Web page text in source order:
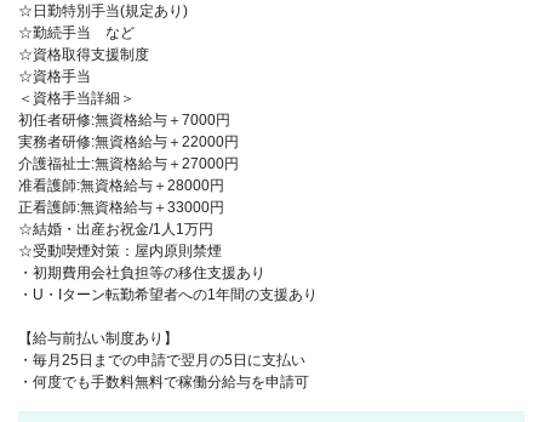
☆日勤特別手当(規定あり)
☆勤続手当 など
☆資格取得支援制度
☆資格手当
＜資格手当詳細＞
初任者研修:無資格給与＋7000円
実務者研修:無資格給与＋22000円
介護福祉士:無資格給与＋27000円
准看護師:無資格給与＋28000円
正看護師:無資格給与＋33000円
☆結婚・出産お祝金/1人1万円
☆受動喫煙対策：屋内原則禁煙
・初期費用会社負担等の移住支援あり
・U・Iターン転勤希望者への1年間の支援あり
【給与前払い制度あり】
・毎月25日までの申請で翌月の5日に支払い
・何度でも手数料無料で稼働分給与を申請可